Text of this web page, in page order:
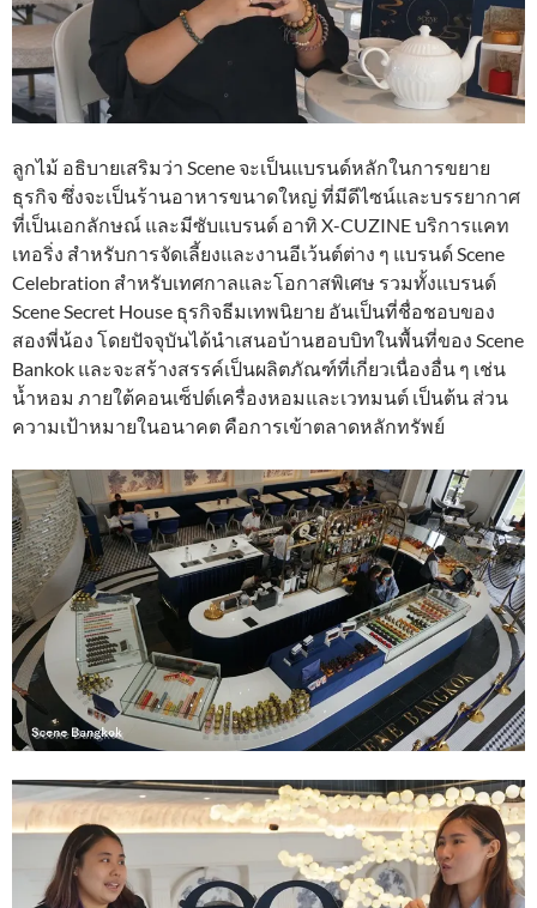
ลูกไม้ อธิบายเสริมว่า Scene จะเป็นแบรนด์หลักในการขยาย
ธุรกิจ ซึ่งจะเป็นร้านอาหารขนาดใหญ่ ที่มีดีไซน์และบรรยากาศ
ที่เป็นเอกลักษณ์ และมีซับแบรนด์ อาทิ X-CUZINE บริการแคท
เทอริ่ง สำหรับการจัดเลี้ยงและงานอีเว้นต์ต่าง ๆ แบรนด์ Scene
Celebration สำหรับเทศกาลและโอกาสพิเศษ รวมทั้งแบรนด์
Scene Secret House ธุรกิจธีมเทพนิยาย อันเป็นที่ชื่อชอบของ
สองพี่น้อง โดยปัจจุบันได้นำเสนอบ้านฮอบบิทในพื้นที่ของ Scene
Bankok และจะสร้างสรรค์เป็นผลิตภัณฑ์ที่เกี่ยวเนื่องอื่น ๆ เช่น
น้ำหอม ภายใต้คอนเซ็ปต์เครื่องหอมและเวทมนต์ เป็นต้น ส่วน
ความเป้าหมายในอนาคต คือการเข้าตลาดหลักทรัพย์